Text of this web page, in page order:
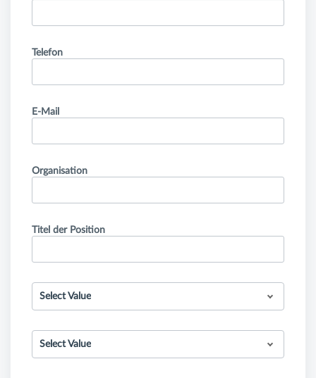
Telefon
E-Mail
Organisation
Titel der Position
Select Value
Select Value